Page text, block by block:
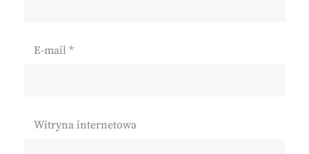
E-mail *
Witryna internetowa